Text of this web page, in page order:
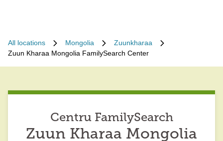
All locations Mongolia
Zuunkharaa
Zuun Kharaa Mongolia FamilySearch Center
Centru FamilySearch
Zuun Kharaa Mongolia